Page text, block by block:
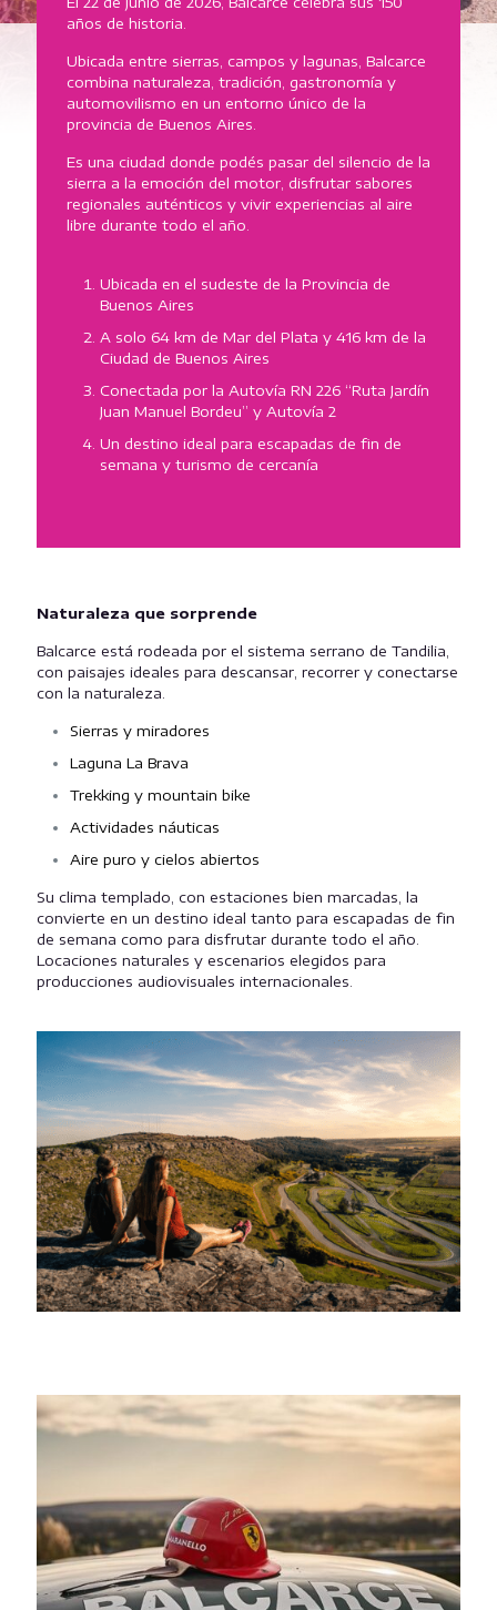
años de historia.
Ubicada entre sierras, campos y lagunas, Balcarce
combina naturaleza, tradición, gastronomía y
automovilismo en un entorno único de la
provincia de Buenos Aires.
Es una ciudad donde podés pasar del silencio de la
sierra a la emoción del motor, disfrutar sabores
regionales auténticos y vivir experiencias al aire
libre durante todo el año.
Ubicada en el sudeste de la Provincia de
Buenos Aires
A solo 64 km de Mar del Plata y 416 km de la
Ciudad de Buenos Aires
Conectada por la Autovía RN 226 “Ruta Jardín
Juan Manuel Bordeu” y Autovía 2
Un destino ideal para escapadas de fin de
semana y turismo de cercanía
Naturaleza que sorprende
Balcarce está rodeada por el sistema serrano de Tandilia,
con paisajes ideales para descansar, recorrer y conectarse
con la naturaleza.
Sierras y miradores
Laguna La Brava
Trekking y mountain bike
Actividades náuticas
Aire puro y cielos abiertos
Su clima templado, con estaciones bien marcadas, la
convierte en un destino ideal tanto para escapadas de fin
de semana como para disfrutar durante todo el año.
Locaciones naturales y escenarios elegidos para
producciones audiovisuales internacionales.